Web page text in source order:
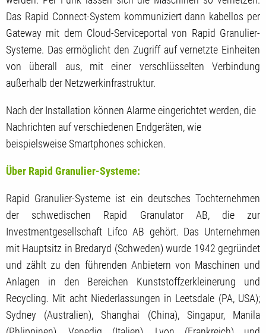
Das Rapid Connect-System kommuniziert dann kabellos per
Gateway mit dem Cloud-Serviceportal von Rapid Granulier-
Systeme. Das ermöglicht den Zugriff auf vernetzte Einheiten
von überall aus, mit einer verschlüsselten Verbindung
außerhalb der Netzwerkinfrastruktur.
Nach der Installation können Alarme eingerichtet werden, die
Nachrichten auf verschiedenen Endgeräten, wie
beispielsweise Smartphones schicken.
Über Rapid Granulier-Systeme:
Rapid Granulier-Systeme ist ein deutsches Tochternehmen
der schwedischen Rapid Granulator AB, die zur
Investmentgesellschaft Lifco AB gehört. Das Unternehmen
mit Hauptsitz in Bredaryd (Schweden) wurde 1942 gegründet
und zählt zu den führenden Anbietern von Maschinen und
Anlagen in den Bereichen Kunststoffzerkleinerung und
Recycling. Mit acht Niederlassungen in Leetsdale (PA, USA);
Sydney (Australien), Shanghai (China), Singapur, Manila